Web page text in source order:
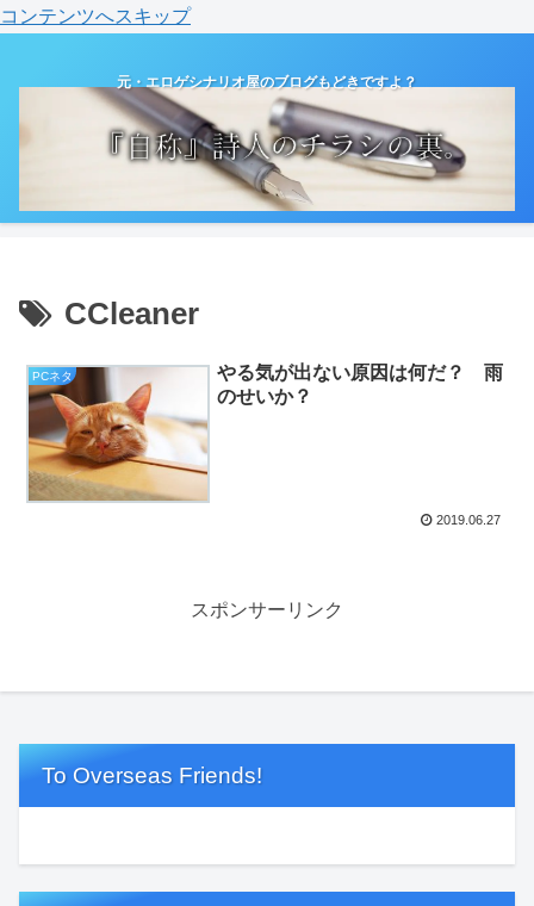
コンテンツへスキップ
元・エロゲシナリオ屋のブログもどきですよ？
CCleaner
PCネタ
やる気が出ない原因は何だ？ 雨
のせいか？
2019.06.27
スポンサーリンク
To Overseas Friends!